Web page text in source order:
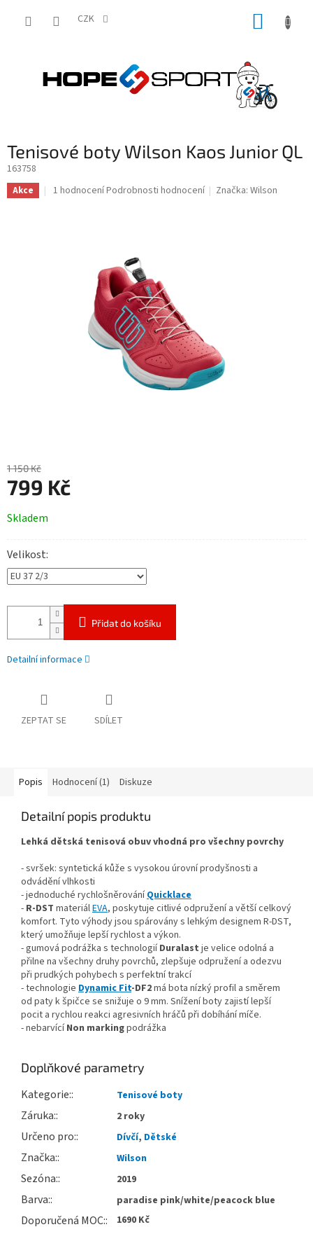
CZK
Tenisové boty Wilson Kaos Junior QL
163758
Akce
Průměrné
hvězdiček.
1 hodnoceníPodrobnosti hodnocení Značka:Wilson
1 150 Kč
799 Kč
cena:
Skladem
Velikost
Přidat do košíku
Detailní informace
ZEPTAT SE SDÍLET
Popis Hodnocení (1) Diskuze
Detailní popis produktu
Lehká dětská tenisová obuv vhodná pro všechny povrchy
- svršek: syntetická kůže s vysokou úrovní prodyšnosti a
odvádění vlhkosti
- jednoduché rychlošněrováníQuicklace
- R-DST materiálEVA, poskytuje citlivé odpružení a větší celkový
komfort. Tyto výhody jsou spárovány s lehkým designem R-DST,
který umožňuje lepší rychlost a výkon.
- gumová podrážka s technologiíDuralast je velice odolná a
přilne na všechny druhy povrchů, zlepšuje odpružení a odezvu
při prudkých pohybech s perfektní trakcí
- technologie Dynamic Fit-DF2má bota nízký profil a směrem
od paty k špičce se snižuje o 9 mm. Snížení boty zajistí lepší
pocit a rychlou reakci agresivních hráčů při dobíhání míče.
- nebarvícíNon markingpodrážka
Doplňkové parametry
Kategorie: Tenisové boty
Záruka: 2 roky
Určeno pro: Dívčí, Dětské
Značka: Wilson
Sezóna: 2019
Barva: paradise pink/white/peacock blue
Doporučená MOC: 1690 Kč